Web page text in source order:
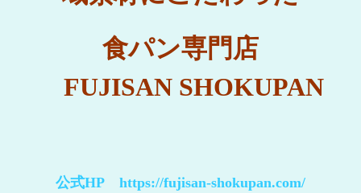
食パン専門店
FUJISAN SHOKUPAN
公式HP https://fujisan-shokupan.com/